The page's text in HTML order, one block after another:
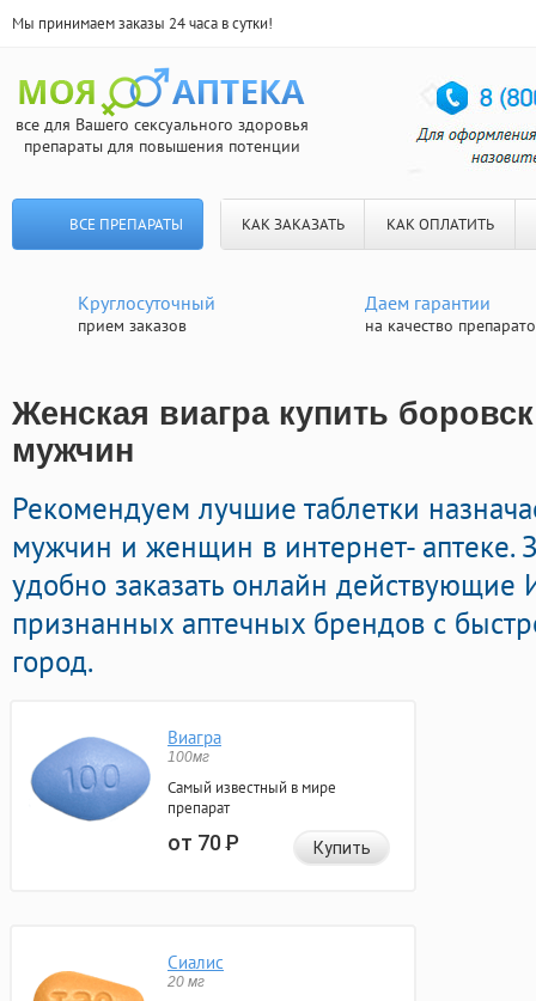
Мы принимаем заказы 24 часа в сутки!
все для Вашего сексуального здоровья
препараты для повышения потенции
ВСЕ ПРЕПАРАТЫ КАК ЗАКАЗАТЬ КАК ОПЛАТИТЬ
Круглосуточный
прием заказов
Даем гарантии
на качество
Женская виагра купить
мужчин
Рекомендуем лучшие таблетки
мужчин и женщин в интернет- аптеке.
удобно заказать онлайн
признанных аптечных брендов с
город.
Виагра
100мг
Самый известный в мире
препарат
от 70Р Купить
Сиалис
20 мг